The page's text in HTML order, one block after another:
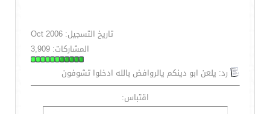
تاريخ التسجيل: Oct 2006
المشاركات: 3,909
رد: يلعن ابو دينكم يالروافض بالله ادخلوا تشوفون
اقتباس: